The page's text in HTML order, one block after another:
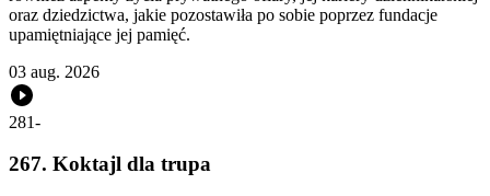
oraz dziedzictwa, jakie pozostawiła po sobie poprzez fundacje
upamiętniające jej pamięć.
03 aug. 2026
281-
267. Koktajl dla trupa